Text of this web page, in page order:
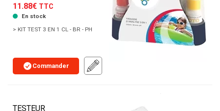
11.88€ TTC
En stock
> KIT TEST 3 EN 1 CL - BR - PH
Commander
TESTEUR